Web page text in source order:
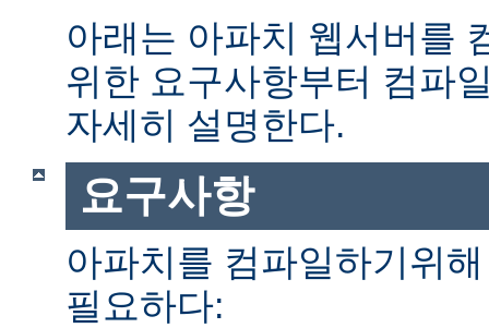
아래는 아파치 웹서버를
위한 요구사항부터 컴파
자세히 설명한다.
요구사항
아파치를 컴파일하기위
필요하다: